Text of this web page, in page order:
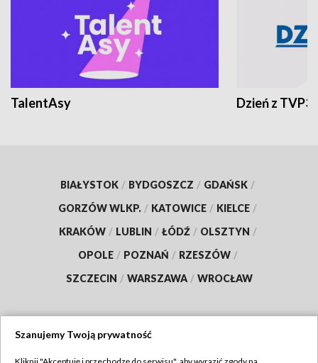
TalentAsy Dzień z TVP3
BIAŁYSTOK / BYDGOSZCZ / GDAŃSK /
GORZÓW WLKP. / KATOWICE / KIELCE /
KRAKÓW / LUBLIN / ŁÓDŹ / OLSZTYN /
OPOLE / POZNAŃ / RZESZÓW /
SZCZECIN / WARSZAWA / WROCŁAW
Szanujemy Twoją prywatność